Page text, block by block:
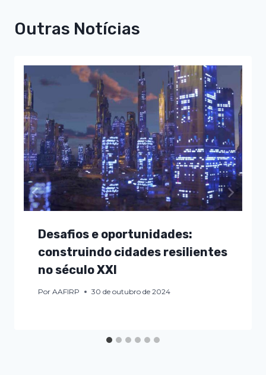
Outras Notícias
Desafios e oportunidades:
construindo cidades resilientes
no século XXI
Por AAFIRP 30 de outubro de 2024